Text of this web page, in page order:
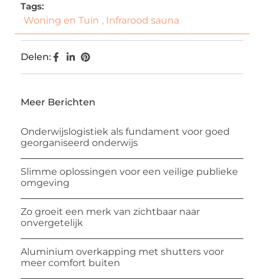
Tags:
Woning en Tuin , Infrarood sauna
Delen:
Meer Berichten
Onderwijslogistiek als fundament voor goed
georganiseerd onderwijs
Slimme oplossingen voor een veilige publieke
omgeving
Zo groeit een merk van zichtbaar naar
onvergetelijk
Aluminium overkapping met shutters voor
meer comfort buiten